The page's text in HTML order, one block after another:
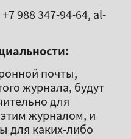
+7 988 347-94-64, al-
почты,
журнала, будут
для
журналом, и
для каких-либо